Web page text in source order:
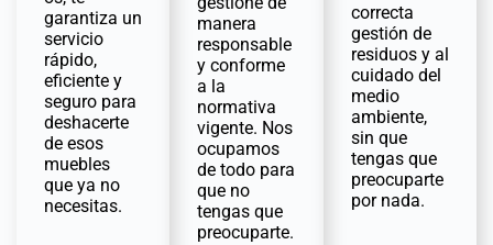
garantiza un
servicio
rápido,
eficiente y
seguro para
deshacerte
de esos
muebles
que ya no
necesitas.
manera
responsable
y conforme
a la
normativa
vigente. Nos
ocupamos
de todo para
que no
tengas que
preocuparte.
correcta
gestión de
residuos y al
cuidado del
medio
ambiente,
sin que
tengas que
preocuparte
por nada.